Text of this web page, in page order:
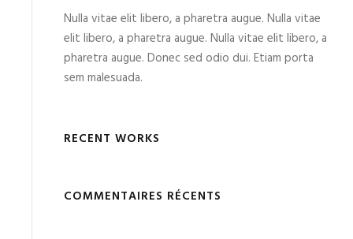
Nulla vitae elit libero, a pharetra augue. Nulla vitae
elit libero, a pharetra augue. Nulla vitae elit libero, a
pharetra augue. Donec sed odio dui. Etiam porta
sem malesuada.
RECENT WORKS
COMMENTAIRES RÉCENTS